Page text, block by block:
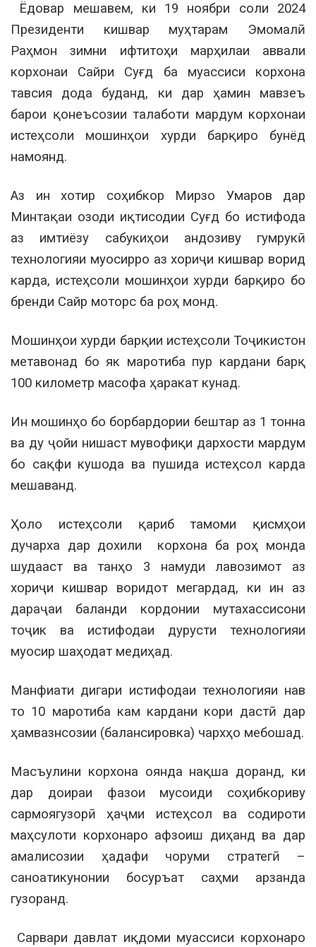
Ёдовар мешавем, ки 19 ноябри соли 2024
Президенти кишвар муҳтарам Эмомалӣ
Раҳмон зимни ифтитоҳи марҳилаи аввали
корхонаи Сайри Суғд ба муассиси корхона
тавсия дода буданд, ки дар ҳамин мавзеъ
барои қонеъсозии талаботи мардум корхонаи
истеҳсоли мошинҳои хурди барқиро бунёд
намоянд.
Аз ин хотир соҳибкор Мирзо Умаров дар
Минтақаи озоди иқтисодии Суғд бо истифода
аз имтиёзу сабукиҳои андозиву гумрукӣ
технологияи муосирро аз хориҷи кишвар ворид
карда, истеҳсоли мошинҳои хурди барқиро бо
бренди Сайр моторс ба роҳ монд.
Мошинҳои хурди барқии истеҳсоли Тоҷикистон
метавонад бо як маротиба пур кардани барқ
100 километр масофа ҳаракат кунад.
Ин мошинҳо бо борбардории бештар аз 1 тонна
ва ду ҷойи нишаст мувофиқи дархости мардум
бо сақфи кушода ва пушида истеҳсол карда
мешаванд.
Ҳоло истеҳсоли қариб тамоми қисмҳои
дучарха дар дохили корхона ба роҳ монда
шудааст ва танҳо 3 намуди лавозимот аз
хориҷи кишвар воридот мегардад, ки ин аз
дараҷаи баланди кордонии мутахассисони
тоҷик ва истифодаи дурусти технологияи
муосир шаҳодат медиҳад.
Манфиати дигари истифодаи технологияи нав
то 10 маротиба кам кардани кори дастӣ дар
ҳамвазнсозии (балансировка) чархҳо мебошад.
Масъулини корхона оянда нақша доранд, ки
дар доираи фазои мусоиди соҳибкориву
сармоягузорӣ ҳаҷми истеҳсол ва содироти
маҳсулоти корхонаро афзоиш диҳанд ва дар
амалисозии ҳадафи чоруми стратегӣ –
саноатикунонии босуръат саҳми арзанда
гузоранд.
Сарвари давлат иқдоми муассиси корхонаро